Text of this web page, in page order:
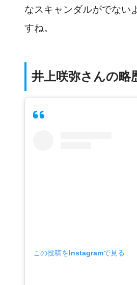
なスキャンダルがでない
すね。
井上咲弥さんの略
この投稿をInstagramで見る